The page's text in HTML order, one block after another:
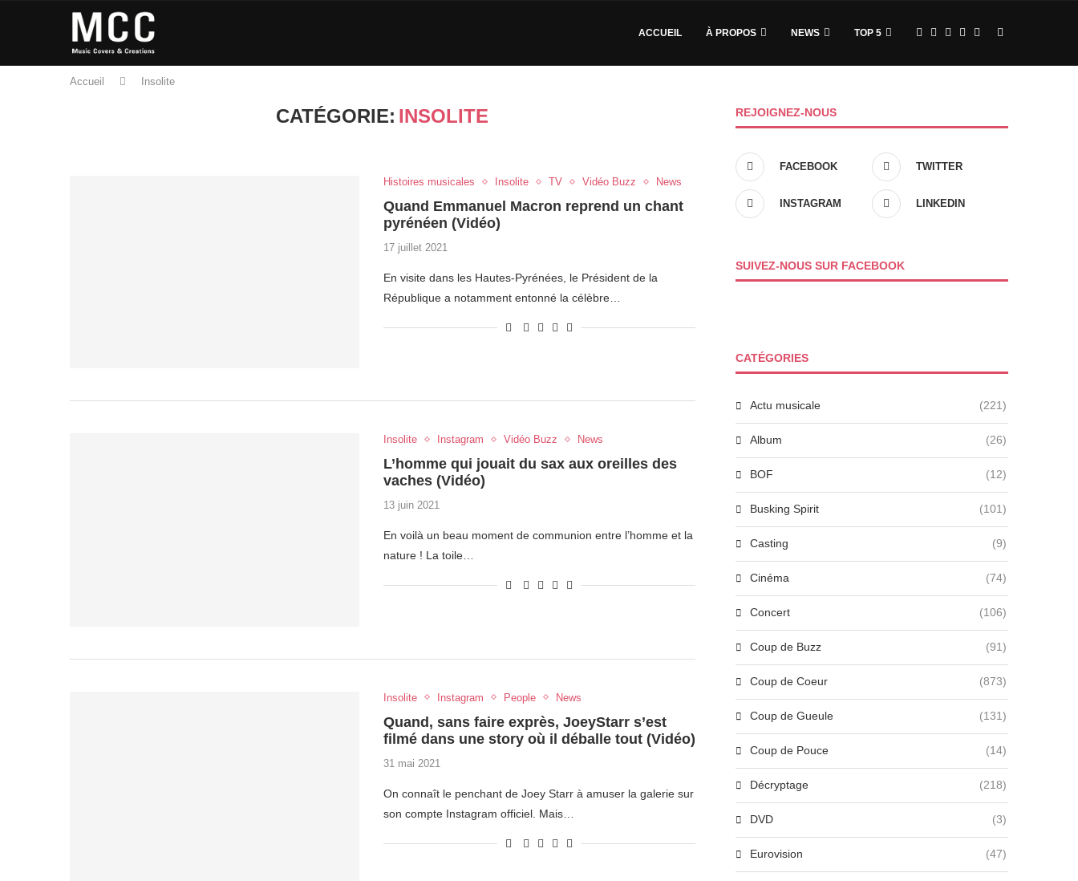
ACCUEIL À PROPOS NEWS TOP 5
Accueil Insolite
CATÉGORIE: INSOLITE
Histoires musicales Insolite TV Vidéo Buzz News
Quand Emmanuel Macron reprend un chant
pyrénéen (Vidéo)
17 juillet 2021
En visite dans les Hautes-Pyrénées, le Président de la
République a notamment entonné la célèbre…
Insolite Instagram Vidéo Buzz News
L’homme qui jouait du sax aux oreilles des
vaches (Vidéo)
13 juin 2021
En voilà un beau moment de communion entre l’homme et la
nature ! La toile…
Insolite Instagram People News
Quand, sans faire exprès, JoeyStarr s’est
filmé dans une story où il déballe tout (Vidéo)
31 mai 2021
On connaît le penchant de Joey Starr à amuser la galerie sur
son compte Instagram officiel. Mais…
REJOIGNEZ-NOUS
FACEBOOK TWITTER
INSTAGRAM LINKEDIN
SUIVEZ-NOUS SUR FACEBOOK
CATÉGORIES
Actu musicale (221)
Album (26)
BOF (12)
Busking Spirit (101)
Casting (9)
Cinéma (74)
Concert (106)
Coup de Buzz (91)
Coup de Coeur (873)
Coup de Gueule (131)
Coup de Pouce (14)
Décryptage (218)
DVD (3)
Eurovision (47)